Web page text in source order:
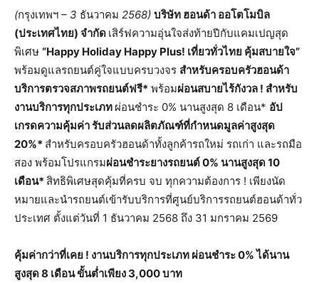
(กรุงเทพฯ – 3 ธันวาคม 2568) บริษัท ฮอนด้า ออโตโมบิล
(ประเทศไทย) จำกัด เสิร์ฟความอุ่นใจส่งท้ายปีกับแคมเปญสุด
พิเศษ “Happy Holiday Happy Plus! เที่ยวทั่วไทย คุ้มสบายใจ”
พร้อมดูแลรถยนต์คู่ใจแบบครบวงจร สำหรับครอบครัวฮอนด้า
บริการตรวจสภาพรถยนต์ฟรี* พร้อมผ่อนสบายไร้กังวล ! สำหรับ
งานบริการทุกประเภท ผ่อนชำระ 0% นานสูงสุด 8 เดือน* อัป
เกรดความคุ้มค่ารับส่วนลดผลิตภัณฑ์ที่กำหนดมูลค่าสูงสุด
20%* สำหรับครอบครัวฮอนด้าทั้งลูกค้ารถใหม่ รถเก่า และรถมือ
สอง พร้อมโปรแกรมผ่อนชำระยางรถยนต์0% นานสูงสุด10
เดือน* สิทธิพิเศษสุดคุ้มที่ครบ จบ ทุกความต้องการ ! เพียงนัด
หมายและนำรถยนต์เข้ารับบริการที่ศูนย์บริการรถยนต์ฮอนด้าทั่ว
ประเทศ ตั้งแต่วันที่ 1 ธันวาคม 2568 ถึง 31 มกราคม 2569
คุ้มค่ากว่าที่เคย ! งานบริการทุกประเภท ผ่อนชำระ0%ได้นาน
สูงสุด8 เดือนขั้นต่ำเพียง 3,000บาท